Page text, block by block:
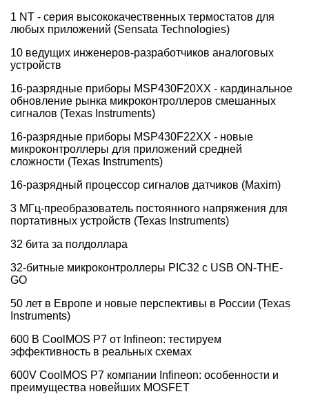
1 NT - серия высококачественных термостатов для
любых приложений (Sensata Technologies)
10 ведущих инженеров-разработчиков аналоговых
устройств
16-разрядные приборы MSP430F20XX - кардинальное
обновление рынка микроконтроллеров смешанных
сигналов (Texas Instruments)
16-разрядные приборы MSP430F22XX - новые
микроконтроллеры для приложений средней
сложности (Texas Instruments)
16-разрядный процессор сигналов датчиков (Maxim)
3 МГц-преобразователь постоянного напряжения для
портативных устройств (Texas Instruments)
32 бита за полдоллара
32-битные микроконтроллеры PIC32 с USB ON-THE-
GO
50 лет в Европе и новые перспективы в России (Texas
Instruments)
600 В CoolMOS P7 от Infineon: тестируем
эффективность в реальных схемах
600V CoolMOS P7 компании Infineon: особенности и
преимущества новейших MOSFET